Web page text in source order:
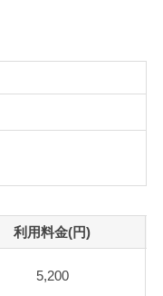
利用料金(円)
5,200